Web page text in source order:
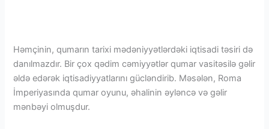
Həmçinin, qumarın tarixi mədəniyyətlərdəki iqtisadi təsiri də
danılmazdır. Bir çox qədim cəmiyyətlər qumar vasitəsilə gəlir
əldə edərək iqtisadiyyatlarını gücləndirib. Məsələn, Roma
İmperiyasında qumar oyunu, əhalinin əyləncə və gəlir
mənbəyi olmuşdur.